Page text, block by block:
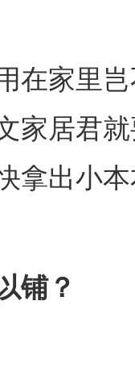
在家里
家居君
拿出小
铺？